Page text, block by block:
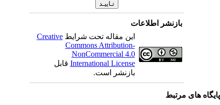
بازنشر اطلاعات
این مقاله تحت شرایطCreative
Commons Attribution-
NonCommercial 4.0
International Licenseقابل
بازنشر است.
های مرتبط